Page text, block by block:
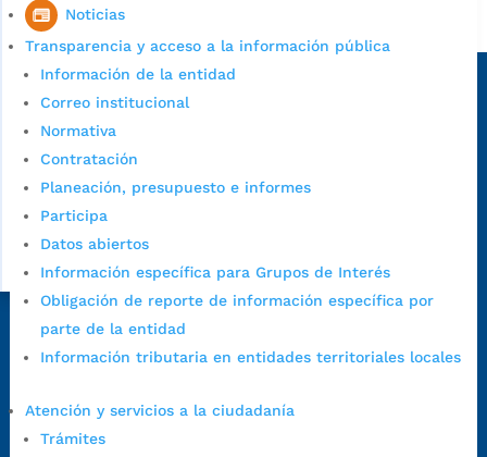
Noticias
Transparencia y acceso a la información pública
Información de la entidad
Correo institucional
Normativa
Contratación
Planeación, presupuesto e informes
Participa
Datos abiertos
Información específica para Grupos de Interés
Obligación de reporte de información específica por
parte de la entidad
Información tributaria en entidades territoriales locales
Atención y servicios a la ciudadanía
Trámites
Alcaldía de Bucaramanga
Sede principal
Dirección Fase I:Calle 35 # 10-43, Bucaramanga, Santander,
Colombia.
Colombia
Código Postal: